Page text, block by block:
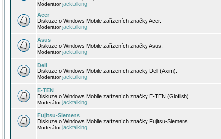
Moderátorjacktalking
Acer
Diskuze o Windows Mobile zařízeních značky Acer.
Moderátorjacktalking
Asus
Diskuze o Windows Mobile zařízeních značky Asus.
Moderátorjacktalking
Dell
Diskuze o Windows Mobile zařízeních značky Dell (Axim).
Moderátorjacktalking
E-TEN
Diskuze o Windows Mobile zařízeních značky E-TEN (Glofiish).
Moderátorjacktalking
Fujitsu-Siemens
Diskuze o Windows Mobile zařízeních značky Fujitsu-Siemens.
Moderátorjacktalking